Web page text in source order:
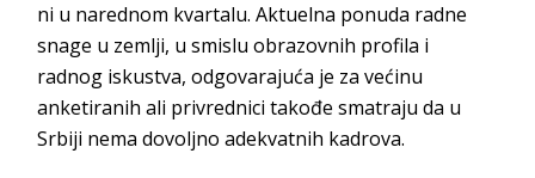
ni u narednom kvartalu. Aktuelna ponuda radne
snage u zemlji, u smislu obrazovnih profila i
radnog iskustva, odgovarajuća je za većinu
anketiranih ali privrednici takođe smatraju da u
Srbiji nema dovoljno adekvatnih kadrova.